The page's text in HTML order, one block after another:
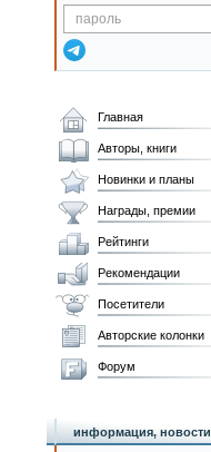
Главная
Авторы, книги
Новинки и планы
Награды, премии
Рейтинги
Рекомендации
Посетители
Авторские колонки
Форум
информация, новости